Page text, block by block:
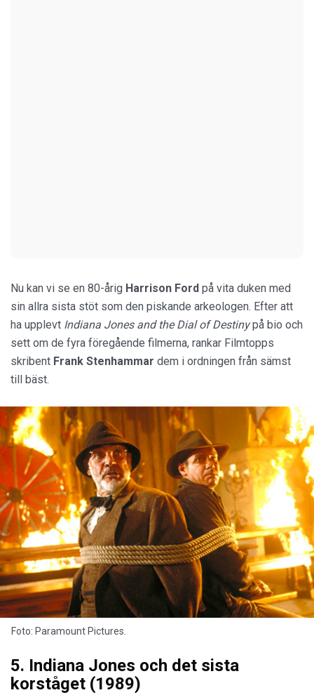
Nu kan vi se en 80-årig Harrison Ford på vita duken med
sin allra sista stöt som den piskande arkeologen. Efter att
ha upplevt Indiana Jones and the Dial of Destinypå bio och
sett om de fyra föregående filmerna, rankar Filmtopps
skribent Frank Stenhammar dem i ordningen från sämst
till bäst.
Foto: Paramount Pictures.
5. Indiana Jones och det sista
korståget (1989)